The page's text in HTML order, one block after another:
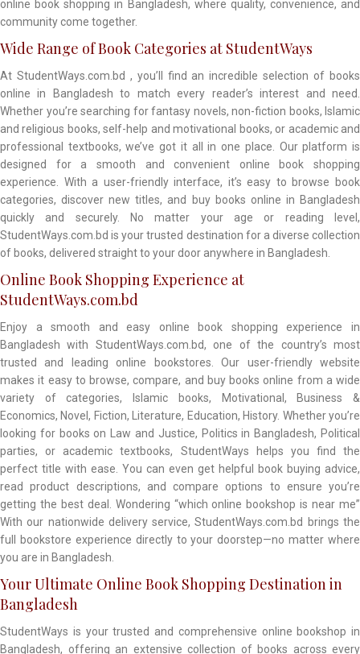
online book shopping in Bangladesh, where quality, convenience, and
community come together.
Wide Range of Book Categories at StudentWays
At StudentWays.com.bd , you’ll find an incredible selection of books
online in Bangladesh to match every reader’s interest and need.
Whether you’re searching for fantasy novels, non-fiction books, Islamic
and religious books, self-help and motivational books, or academic and
professional textbooks, we’ve got it all in one place. Our platform is
designed for a smooth and convenient online book shopping
experience. With a user-friendly interface, it’s easy to browse book
categories, discover new titles, and buy books online in Bangladesh
quickly and securely. No matter your age or reading level,
StudentWays.com.bd is your trusted destination for a diverse collection
of books, delivered straight to your door anywhere in Bangladesh.
Online Book Shopping Experience at
StudentWays.com.bd
Enjoy a smooth and easy online book shopping experience in
Bangladesh with StudentWays.com.bd, one of the country’s most
trusted and leading online bookstores. Our user-friendly website
makes it easy to browse, compare, and buy books online from a wide
variety of categories, Islamic books, Motivational, Business &
Economics, Novel, Fiction, Literature, Education, History. Whether you’re
looking for books on Law and Justice, Politics in Bangladesh, Political
parties, or academic textbooks, StudentWays helps you find the
perfect title with ease. You can even get helpful book buying advice,
read product descriptions, and compare options to ensure you’re
getting the best deal. Wondering “which online bookshop is near me”
With our nationwide delivery service, StudentWays.com.bd brings the
full bookstore experience directly to your doorstep—no matter where
you are in Bangladesh.
Your Ultimate Online Book Shopping Destination in
Bangladesh
StudentWays is your trusted and comprehensive online bookshop in
Bangladesh, offering an extensive collection of books across every